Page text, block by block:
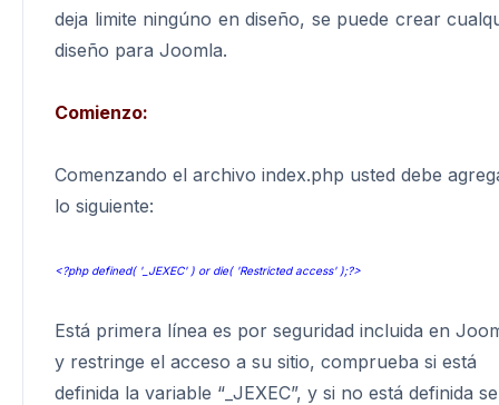
deja limite ningúno en diseño, se puede crear
diseño para Joomla.
Comienzo:
Comenzando el archivo index.php usted debe
lo siguiente:
<?php defined( '_JEXEC' ) or die( 'Restricted access' );?>
Está primera línea es por seguridad incluida en
y restringe el acceso a su sitio, comprueba si está
definida la variable “_JEXEC”, y si no está definida se